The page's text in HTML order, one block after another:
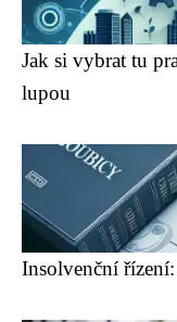
Jak si vybrat tu
lupou
Insolvenční